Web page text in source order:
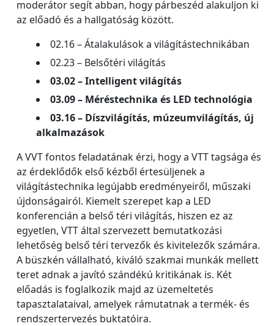
moderátor segít abban, hogy párbeszéd alakuljon ki
az előadó és a hallgatóság között.
02.16 – Átalakulások a világítástechnikában
02.23 – Belsőtéri világítás
03.02 – Intelligent világítás
03.09 – Méréstechnika és LED technológia
03.16 – Díszvilágítás, múzeumvilágítás, új
alkalmazások
A VVT fontos feladatának érzi, hogy a VTT tagsága és
az érdeklődők első kézből értesüljenek a
világítástechnika legújabb eredményeiről, műszaki
újdonságairól. Kiemelt szerepet kap a LED
konferencián a belső téri világítás, hiszen ez az
egyetlen, VTT által szervezett bemutatkozási
lehetőség belső téri tervezők és kivitelezők számára.
A büszkén vállalható, kiváló szakmai munkák mellett
teret adnak a javító szándékú kritikának is. Két
előadás is foglalkozik majd az üzemeltetés
tapasztalataival, amelyek rámutatnak a termék- és
rendszertervezés buktatóira.